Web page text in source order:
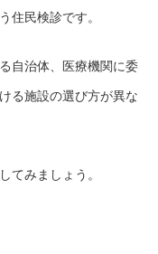
住民検診です。
自治体、医療機関に委
る施設の選び方が異な
てみましょう。